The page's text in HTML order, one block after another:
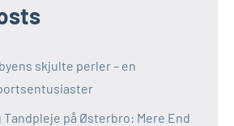
skjulte perler – en
Tandpleje på Østerbro: Mere End